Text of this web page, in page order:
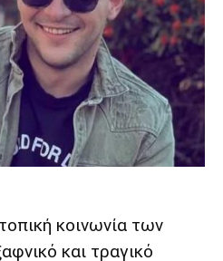
κοινωνία των
και τραγικό